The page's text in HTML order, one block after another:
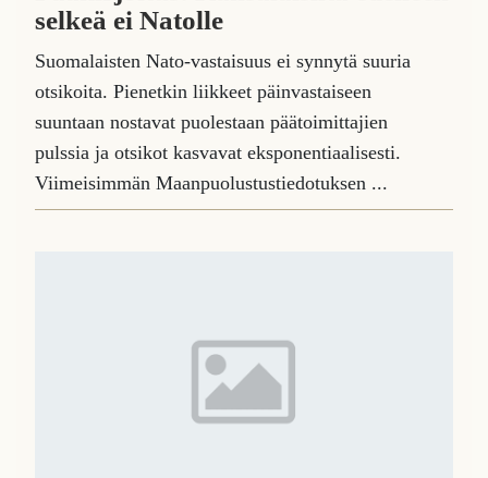
selkeä ei Natolle
Suomalaisten Nato-vastaisuus ei synnytä suuria
otsikoita. Pienetkin liikkeet päinvastaiseen
suuntaan nostavat puolestaan päätoimittajien
pulssia ja otsikot kasvavat eksponentiaalisesti.
Viimeisimmän Maanpuolustustiedotuksen ...